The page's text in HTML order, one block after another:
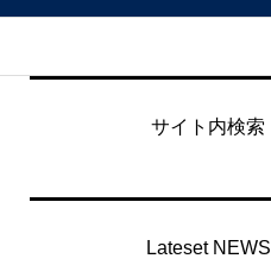
サイト内検索
Lateset NEWS